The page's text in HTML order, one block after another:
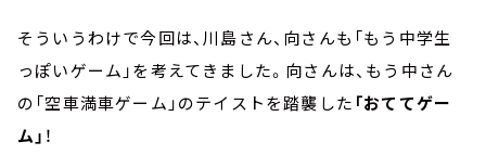
そういうわけで今回は、川島さん、向さんも「もう中学生
っぽいゲーム」を考えてきました。向さんは、もう中さん
の「空車満車ゲーム」のテイストを踏襲した 「おててゲー
ム」 ！